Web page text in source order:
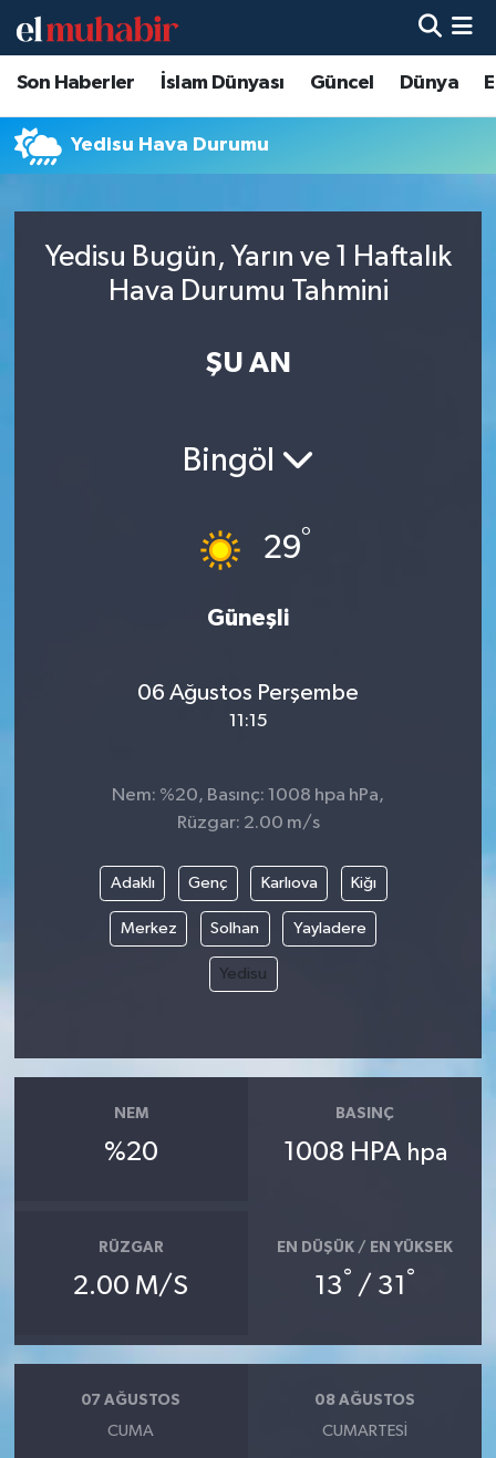
Son Haberler İslam Dünyası Güncel Dünya
Yedisu Hava Durumu
Yedisu Bugün, Yarın ve 1 Haftalık
Hava Durumu Tahmini
ŞU AN
Bingöl
29°
Güneşli
06 Ağustos Perşembe
11:15
Nem: %20, Basınç: 1008 hpa hPa,
Rüzgar: 2.00 m/s
Adaklı Genç Karlıova Kiğı
Merkez Solhan Yayladere
Yedisu
NEM
%20
BASINÇ
1008 HPA hpa
RÜZGAR
2.00 M/S
EN DÜŞÜK / EN YÜKSEK
13° / 31 °
07 AĞUSTOS
CUMA
08 AĞUSTOS
CUMARTESI
Hava Durumu
Trafik Durumu
Tüm Manşetler